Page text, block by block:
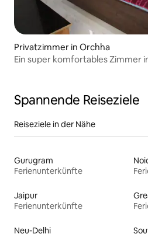
Privatzimmer in Orchha
Ein super komfortables Zimmer
Spannende Reiseziele
Reiseziele in der Nähe
Gurugram
Ferienunterkünfte
Jaipur
Ferienunterkünfte
Neu-Delhi